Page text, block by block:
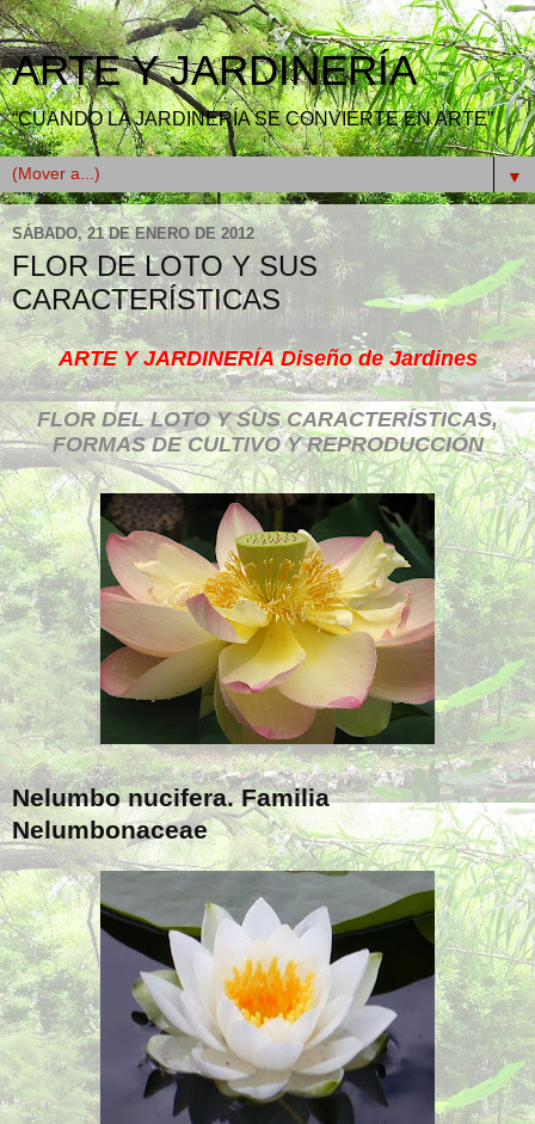
ARTE Y JARDINERÍA
“CUANDO LA JARDINERÍA SE CONVIERTE EN ARTE”
▼
SÁBADO, 21 DE ENERO DE 2012
FLOR DE LOTO Y SUS
CARACTERÍSTICAS
ARTE Y JARDINERÍADiseño de Jardines
FLOR DEL LOTO Y SUS CARACTERÍSTICAS,
FORMAS DE CULTIVO YREPRODUCCIÓN
Nelumbo nucifera. Familia
Nelumbonaceae